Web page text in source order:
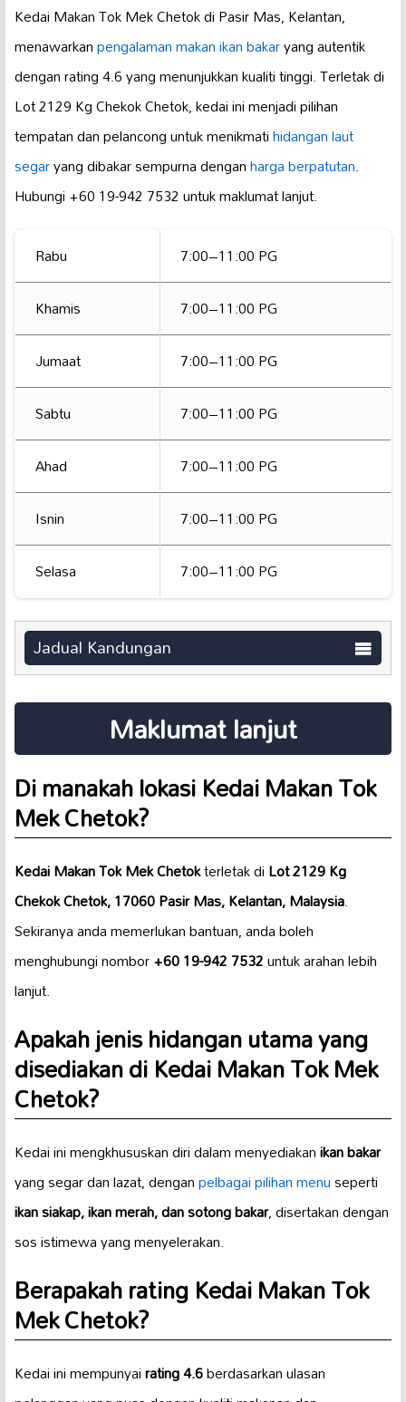
Kedai Makan Tok Mek Chetok di Pasir Mas, Kelantan,
menawarkanpengalaman makan ikan bakaryang autentik
dengan rating 4.6 yang menunjukkan kualiti tinggi. Terletak di
Lot 2129 Kg Chekok Chetok, kedai ini menjadi pilihan
tempatan dan pelancong untuk menikmatihidangan laut
segaryang dibakar sempurna denganharga berpatutan.
Hubungi +60 19-942 7532 untuk maklumat lanjut.
Rabu
7:00–11:00 PG
Khamis
7:00–11:00 PG
Jumaat
7:00–11:00 PG
Sabtu
7:00–11:00 PG
Ahad
7:00–11:00 PG
Isnin
7:00–11:00 PG
Selasa
7:00–11:00 PG
Jadual Kandungan
Maklumat lanjut
Di manakah lokasi Kedai Makan Tok
Mek Chetok?
Kedai Makan Tok Mek Chetokterletak diLot 2129 Kg
Chekok Chetok, 17060 Pasir Mas, Kelantan, Malaysia.
Sekiranya anda memerlukan bantuan, anda boleh
menghubungi nombor+60 19-942 7532untuk arahan lebih
lanjut.
Apakah jenis hidangan utama yang
disediakan di Kedai Makan Tok Mek
Chetok?
Kedai ini mengkhususkan diri dalam menyediakanikan bakar
yang segar dan lazat, denganpelbagai pilihan menuseperti
ikan siakap, ikan merah, dan sotong bakar, disertakan dengan
sos istimewa yang menyelerakan.
Berapakah rating Kedai Makan Tok
Mek Chetok?
Kedai ini mempunyairating 4.6berdasarkan ulasan